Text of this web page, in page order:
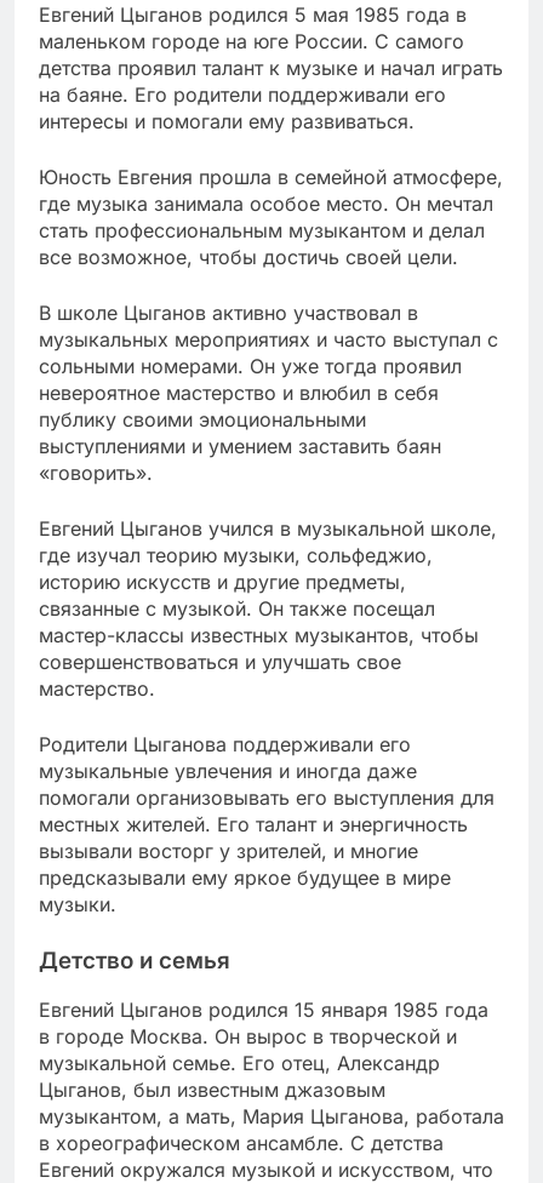
Евгений Цыганов родился 5 мая 1985 года в
маленьком городе на юге России. С самого
детства проявил талант к музыке и начал играть
на баяне. Его родители поддерживали его
интересы и помогали ему развиваться.
Юность Евгения прошла в семейной атмосфере,
где музыка занимала особое место. Он мечтал
стать профессиональным музыкантом и делал
все возможное, чтобы достичь своей цели.
В школе Цыганов активно участвовал в
музыкальных мероприятиях и часто выступал с
сольными номерами. Он уже тогда проявил
невероятное мастерство и влюбил в себя
публику своими эмоциональными
выступлениями и умением заставить баян
«говорить».
Евгений Цыганов учился в музыкальной школе,
где изучал теорию музыки, сольфеджио,
историю искусств и другие предметы,
связанные с музыкой. Он также посещал
мастер-классы известных музыкантов, чтобы
совершенствоваться и улучшать свое
мастерство.
Родители Цыганова поддерживали его
музыкальные увлечения и иногда даже
помогали организовывать его выступления для
местных жителей. Его талант и энергичность
вызывали восторг у зрителей, и многие
предсказывали ему яркое будущее в мире
музыки.
Детство и семья
Евгений Цыганов родился 15 января 1985 года
в городе Москва. Он вырос в творческой и
музыкальной семье. Его отец, Александр
Цыганов, был известным джазовым
музыкантом, а мать, Мария Цыганова, работала
в хореографическом ансамбле. С детства
Евгений окружался музыкой и искусством, что